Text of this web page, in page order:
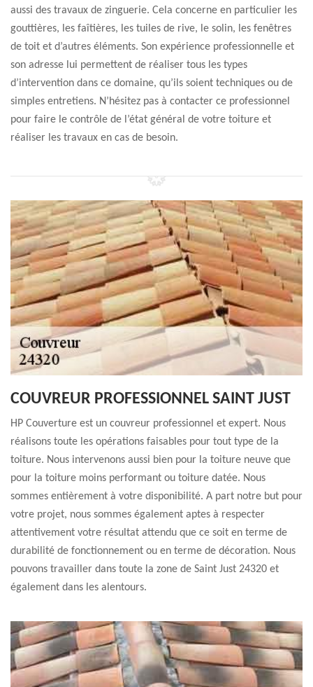
aussi des travaux de zinguerie. Cela concerne en particulier les
gouttières, les faîtières, les tuiles de rive, le solin, les fenêtres
de toit et d’autres éléments. Son expérience professionnelle et
son adresse lui permettent de réaliser tous les types
d’intervention dans ce domaine, qu’ils soient techniques ou de
simples entretiens. N’hésitez pas à contacter ce professionnel
pour faire le contrôle de l’état général de votre toiture et
réaliser les travaux en cas de besoin.
COUVREUR PROFESSIONNEL SAINT JUST
HP Couverture est un couvreur professionnel et expert. Nous
réalisons toute les opérations faisables pour tout type de la
toiture. Nous intervenons aussi bien pour la toiture neuve que
pour la toiture moins performant ou toiture datée. Nous
sommes entièrement à votre disponibilité. A part notre but pour
votre projet, nous sommes également aptes à respecter
attentivement votre résultat attendu que ce soit en terme de
durabilité de fonctionnement ou en terme de décoration. Nous
pouvons travailler dans toute la zone de Saint Just 24320 et
également dans les alentours.